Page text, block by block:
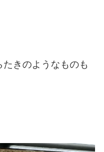
きのようなものも